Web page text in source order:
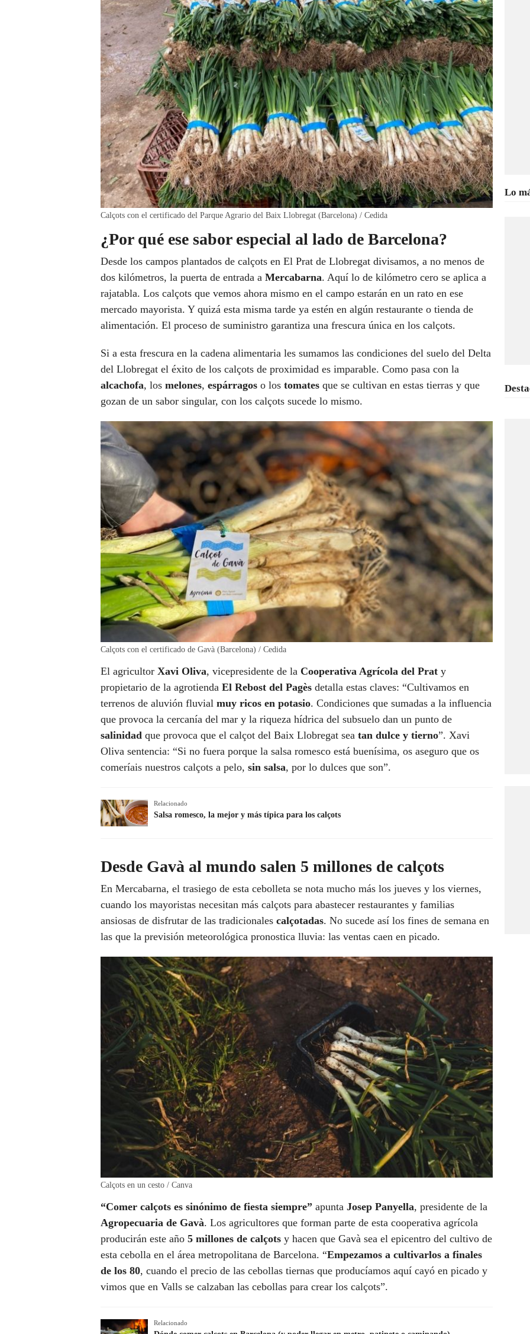
Calçots con el certificado del Parque Agrario del Baix Llobregat (Barcelona) / Cedida
¿Por qué ese sabor especial al lado de Barcelona?
Desde los campos plantados de calçots en El Prat de Llobregat divisamos, a no menos de
dos kilómetros, la puerta de entrada a Mercabarna. Aquí lo de kilómetro cero se aplica a
rajatabla. Los calçots que vemos ahora mismo en el campo estarán en un rato en ese
mercado mayorista. Y quizá esta misma tarde ya estén en algún restaurante o tienda de
alimentación. El proceso de suministro garantiza una frescura única en los calçots.
Si a esta frescura en la cadena alimentaria les sumamos las condiciones del suelo del Delta
del Llobregat el éxito de los calçots de proximidad es imparable. Como pasa con la
alcachofa, los melones, espárragos o los tomates que se cultivan en estas tierras y que
gozan de un sabor singular, con los calçots sucede lo mismo.
Calçots con el certificado de Gavà (Barcelona) / Cedida
El agricultor Xavi Oliva, vicepresidente de la Cooperativa Agrícola del Prat y
propietario de la agrotienda El Rebost del Pagès detalla estas claves: “Cultivamos en
terrenos de aluvión fluvial muy ricos en potasio. Condiciones que sumadas a la influencia
que provoca la cercanía del mar y la riqueza hídrica del subsuelo dan un punto de
salinidad que provoca que el calçot del Baix Llobregat sea tan dulce y tierno”. Xavi
Oliva sentencia: “Si no fuera porque la salsa romesco está buenísima, os aseguro que os
comeríais nuestros calçots a pelo, sin salsa, por lo dulces que son”.
Relacionado
Salsa romesco, la mejor y más típica para los calçots
Desde Gavà al mundo salen 5 millones de calçots
En Mercabarna, el trasiego de esta cebolleta se nota mucho más los jueves y los viernes,
cuando los mayoristas necesitan más calçots para abastecer restaurantes y familias
ansiosas de disfrutar de las tradicionales calçotadas. No sucede así los fines de semana en
las que la previsión meteorológica pronostica lluvia: las ventas caen en picado.
Calçots en un cesto / Canva
“Comer calçots es sinónimo de fiesta siempre” apunta Josep Panyella, presidente de la
Agropecuaria de Gavà. Los agricultores que forman parte de esta cooperativa agrícola
producirán este año 5 millones de calçots y hacen que Gavà sea el epicentro del cultivo de
esta cebolla en el área metropolitana de Barcelona. “Empezamos a cultivarlos a finales
de los 80, cuando el precio de las cebollas tiernas que producíamos aquí cayó en picado y
vimos que en Valls se calzaban las cebollas para crear los calçots”.
Relacionado
Lo